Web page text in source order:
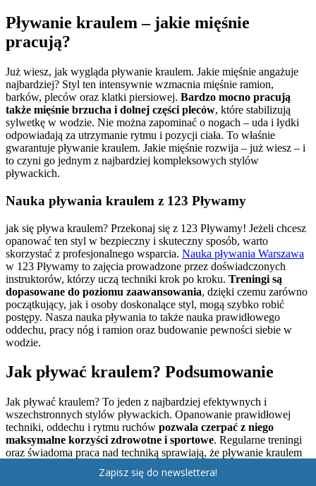
Pływanie kraulem – jakie mięśnie
pracują?
Już wiesz, jak wygląda pływanie kraulem. Jakie mięśnie angażuje
najbardziej? Styl ten intensywnie wzmacnia mięśnie ramion,
barków, pleców oraz klatki piersiowej. Bardzo mocno pracują
także mięśnie brzucha i dolnej części pleców, które stabilizują
sylwetkę w wodzie. Nie można zapominać o nogach – uda i łydki
odpowiadają za utrzymanie rytmu i pozycji ciała. To właśnie
gwarantuje pływanie kraulem. Jakie mięśnie rozwija – już wiesz – i
to czyni go jednym z najbardziej kompleksowych stylów
pływackich.
Nauka pływania kraulem z 123 Pływamy
jak się pływa kraulem? Przekonaj się z 123 Pływamy! Jeżeli chcesz
opanować ten styl w bezpieczny i skuteczny sposób, warto
skorzystać z profesjonalnego wsparcia. Nauka pływania Warszawa
w 123 Pływamy to zajęcia prowadzone przez doświadczonych
instruktorów, którzy uczą techniki krok po kroku. Treningi są
dopasowane do poziomu zaawansowania, dzięki czemu zarówno
początkujący, jak i osoby doskonalące styl, mogą szybko robić
postępy. Nasza nauka pływania to także nauka prawidłowego
oddechu, pracy nóg i ramion oraz budowanie pewności siebie w
wodzie.
Jak pływać kraulem? Podsumowanie
Jak pływać kraulem? To jeden z najbardziej efektywnych i
wszechstronnych stylów pływackich. Opanowanie prawidłowej
techniki, oddechu i rytmu ruchów pozwala czerpać z niego
maksymalne korzyści zdrowotne i sportowe. Regularne treningi
oraz świadoma praca nad techniką sprawiają, że pływanie kraulem
i trwałych efektach, warto uczyć się kraula pod okiem specjalistów z
Zapisz się do newslettera!